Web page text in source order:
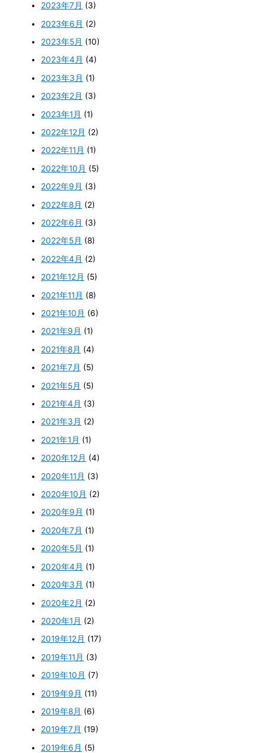
2023年7月 (3)
2023年6月 (2)
2023年5月 (10)
2023年4月 (4)
2023年3月 (1)
2023年2月 (3)
2023年1月 (1)
2022年12月 (2)
2022年11月 (1)
2022年10月 (5)
2022年9月 (3)
2022年8月 (2)
2022年6月 (3)
2022年5月 (8)
2022年4月 (2)
2021年12月 (5)
2021年11月 (8)
2021年10月 (6)
2021年9月 (1)
2021年8月 (4)
2021年7月 (5)
2021年5月 (5)
2021年4月 (3)
2021年3月 (2)
2021年1月 (1)
2020年12月 (4)
2020年11月 (3)
2020年10月 (2)
2020年9月 (1)
2020年7月 (1)
2020年5月 (1)
2020年4月 (1)
2020年3月 (1)
2020年2月 (2)
2020年1月 (2)
2019年12月 (17)
2019年11月 (3)
2019年10月 (7)
2019年9月 (11)
2019年8月 (6)
2019年7月 (19)
2019年6月 (5)